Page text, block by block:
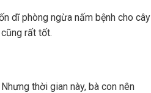
dĩ phòng ngừa nấm bệnh cho cây
rất tốt.
thời gian này, bà con nên